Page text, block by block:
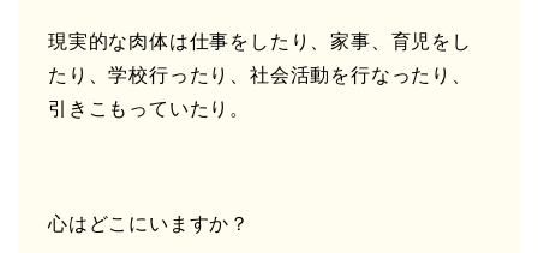
現実的な肉体は仕事をしたり、家事、育児をし
たり、学校行ったり、社会活動を行なったり、
引きこもっていたり。
心はどこにいますか？